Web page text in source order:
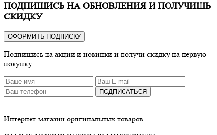
ПОДПИШИСЬ НА ОБНОВЛЕНИЯ И ПОЛУЧИШЬ
СКИДКУ
ОФОРМИТЬ ПОДПИСКУ
Подпишись на акции и новинки и получи скидку на первую
покупку
ПОДПИСАТЬСЯ
Интернет-магазин оригинальных товаров